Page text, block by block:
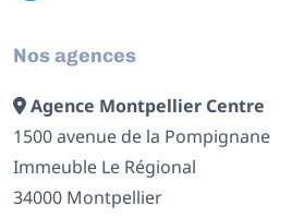
Nos agences
Agence Montpellier Centre
1500 avenue de la Pompignane
Immeuble Le Régional
34000 Montpellier